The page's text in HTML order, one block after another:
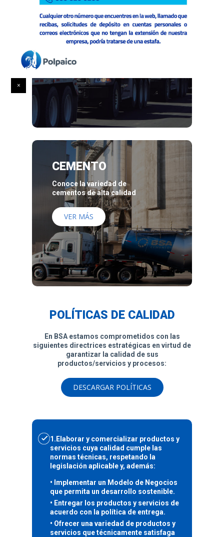
HORMIGÓN
Descubre nuestra linea completa
de productos
VER MÁS
CEMENTO
Conoce la variedad de
cementos de alta calidad
VER MÁS
POLÍTICAS DE CALIDAD
En BSA estamos comprometidos con las
siguientes directrices estratégicas en virtud de
garantizar la calidad de sus
productos/servicios y procesos:
DESCARGAR POLÍTICAS
1.Elaborar y comercializar productos y
servicios cuya calidad cumple las
normas técnicas, respetando la
legislación aplicable y, además:
• Implementar un Modelo de Negocios
que permita un desarrollo sostenible.
• Entregar los productos y servicios de
acuerdo con la política de entrega.
• Ofrecer una variedad de productos y
servicios que técnicamente satisfaga